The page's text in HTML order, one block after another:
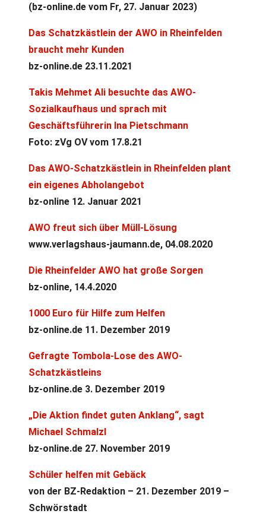
(bz-online.de vom Fr, 27. Januar 2023)
Das Schatzkästlein der AWO in Rheinfelden
braucht mehr Kunden
bz-online.de 23.11.2021
Takis Mehmet Ali besuchte das AWO-
Sozialkaufhaus und sprach mit
Geschäftsführerin Ina Pietschmann
Foto: zVg OV vom 17.8.21
Das AWO-Schatzkästlein in Rheinfelden plant
ein eigenes Abholangebot
bz-online 12. Januar 2021
AWO freut sich über Müll-Lösung
www.verlagshaus-jaumann.de, 04.08.2020
Die Rheinfelder AWO hat große Sorgen
bz-online, 14.4.2020
1000 Euro für Hilfe zum Helfen
bz-online.de 11. Dezember 2019
Gefragte Tombola-Lose des AWO-
Schatzkästleins
bz-online.de 3. Dezember 2019
„Die Aktion findet guten Anklang“, sagt
Michael Schmalzl
bz-online.de 27. November 2019
Schüler helfen mit Gebäck
von der BZ-Redaktion – 21. Dezember 2019 –
Schwörstadt